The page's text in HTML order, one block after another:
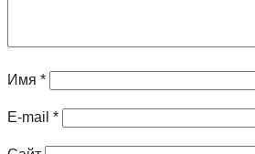
Имя *
E-mail *